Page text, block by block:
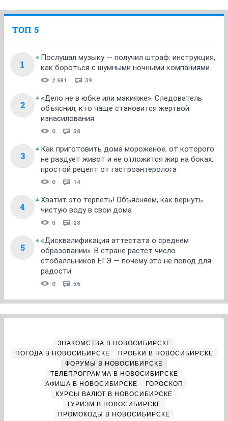
ТОП 5
1
Послушал музыку — получил штраф: инструкция,
как бороться с шумными ночными компаниями
2 691 39
2
«Дело не в юбке или макияже». Следователь
объяснил, кто чаще становится жертвой
изнасилования
0 58
3
Как приготовить дома мороженое, от которого
не раздует живот и не отложится жир на боках:
простой рецепт от гастроэнтеролога
0 14
4
Хватит это терпеть! Объясняем, как вернуть
чистую воду в свои дома
0 28
5
«Дисквалификация аттестата о среднем
образовании». В стране растет число
стобалльников ЕГЭ — почему это не повод для
радости
0 56
ЗНАКОМСТВА В НОВОСИБИРСКЕ
ПОГОДА В НОВОСИБИРСКЕ
ПРОБКИ В НОВОСИБИРСКЕ
ФОРУМЫ В НОВОСИБИРСКЕ
ТЕЛЕПРОГРАММА В НОВОСИБИРСКЕ
АФИША В НОВОСИБИРСКЕ
ГОРОСКОП
КУРСЫ ВАЛЮТ В НОВОСИБИРСКЕ
ТУРИЗМ В НОВОСИБИРСКЕ
ПРОМОКОДЫ В НОВОСИБИРСКЕ